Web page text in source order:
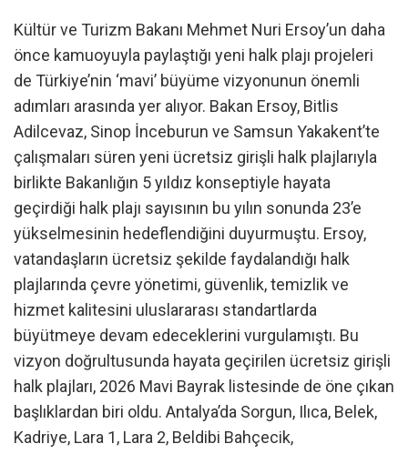
Kültür ve Turizm Bakanı Mehmet Nuri Ersoy’un daha
önce kamuoyuyla paylaştığı yeni halk plajı projeleri
de Türkiye’nin ‘mavi’ büyüme vizyonunun önemli
adımları arasında yer alıyor. Bakan Ersoy, Bitlis
Adilcevaz, Sinop İnceburun ve Samsun Yakakent’te
çalışmaları süren yeni ücretsiz girişli halk plajlarıyla
birlikte Bakanlığın 5 yıldız konseptiyle hayata
geçirdiği halk plajı sayısının bu yılın sonunda 23’e
yükselmesinin hedeflendiğini duyurmuştu. Ersoy,
vatandaşların ücretsiz şekilde faydalandığı halk
plajlarında çevre yönetimi, güvenlik, temizlik ve
hizmet kalitesini uluslararası standartlarda
büyütmeye devam edeceklerini vurgulamıştı. Bu
vizyon doğrultusunda hayata geçirilen ücretsiz girişli
halk plajları, 2026 Mavi Bayrak listesinde de öne çıkan
başlıklardan biri oldu. Antalya’da Sorgun, Ilıca, Belek,
Kadriye, Lara 1, Lara 2, Beldibi Bahçecik,